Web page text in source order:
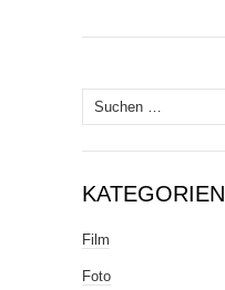
Suche
nach:
KATEGORIEN
Film
Foto